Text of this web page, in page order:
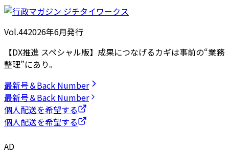
Vol.442026年6月発行
【DX推進 スペシャル版】成果につなげるカギは事前の“業務
整理”にあり。
最新号＆Back Number
最新号＆Back Number
個人配送を希望する
個人配送を希望する
AD